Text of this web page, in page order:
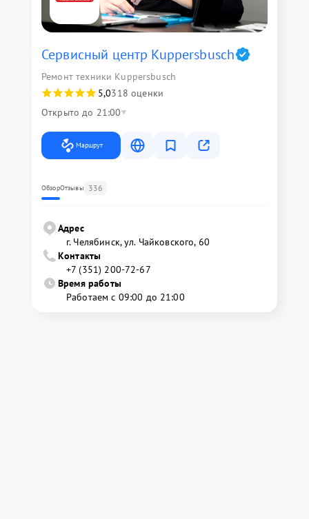
Сервисный центр Kuppersbusch
Ремонт техники Kuppersbusch
5,0318 оценки
Открыто до 21:00
Маршрут
ОбзорОтзывы 336
Адрес
г. Челябинск, ул. Чайковского, 60
Контакты
+7 (351) 200-72-67
Время работы
Работаем с 09:00 до 21:00